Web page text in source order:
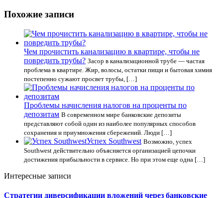
Похожие записи
Чем прочистить канализацию в квартире, чтобы не
повредить трубы? Засор в канализационной трубе — частая
проблема в квартире. Жир, волосы, остатки пищи и бытовая химия
постепенно сужают просвет трубы, […]
Проблемы начисления налогов на проценты по
депозитам В современном мире банковские депозиты
представляют собой один из наиболее популярных способов
сохранения и приумножения сбережений. Люди […]
Успех Southwest Возможно, успех
Southwest действительно объясняется организацией цепочки
достижения прибыльности в сервисе. Но при этом еще одна […]
Интересные записи
Стратегии диверсификации вложений через банковские